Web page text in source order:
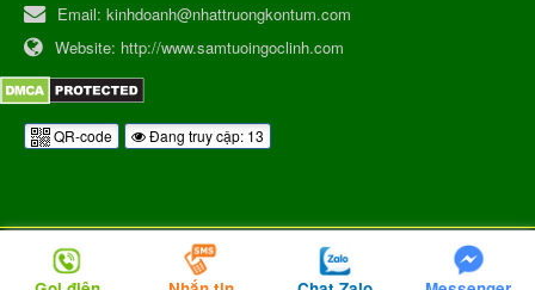
Email: kinhdoanh@nhattruongkontum.com
Website: http://www.samtuoingoclinh.com
QR-code Đang truy cập: 13